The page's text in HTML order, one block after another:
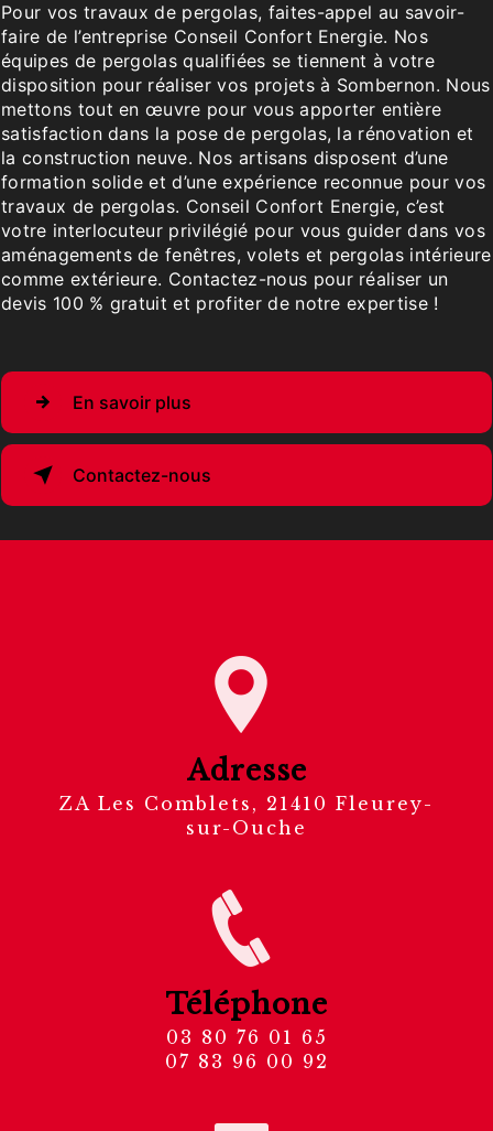
Pour vos travaux de pergolas, faites-appel au savoir-
faire de l’entreprise Conseil Confort Energie. Nos
équipes de pergolas qualifiées se tiennent à votre
disposition pour réaliser vos projets à Sombernon. Nous
mettons tout en œuvre pour vous apporter entière
satisfaction dans la pose de pergolas, la rénovation et
la construction neuve. Nos artisans disposent d’une
formation solide et d’une expérience reconnue pour vos
travaux de pergolas. Conseil Confort Energie, c’est
votre interlocuteur privilégié pour vous guider dans vos
aménagements de fenêtres, volets et pergolas intérieure
comme extérieure. Contactez-nous pour réaliser un
devis 100 % gratuit et profiter de notre expertise !
En savoir plus
Contactez-nous
Adresse
ZA Les Comblets, 21410 Fleurey-
sur-Ouche
Téléphone
03 80 76 01 65
07 83 96 00 92